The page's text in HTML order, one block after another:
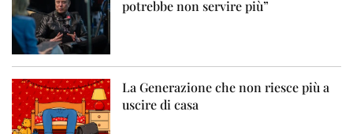
potrebbe non servire più”
La Generazione che non riesce più a
uscire di casa